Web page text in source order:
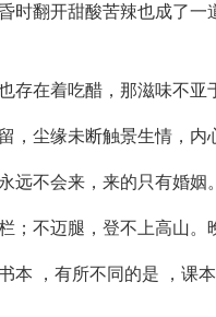
时翻开甜酸苦辣也成了
存在着吃醋，那滋味不亚
，尘缘未断触景生情，内
远不会来，来的只有婚姻
；不迈腿，登不上高山。
本 ，有所不同的是 ，课